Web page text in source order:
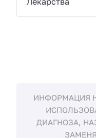
ИНФОРМАЦИЯ
ДИАГНОЗА,